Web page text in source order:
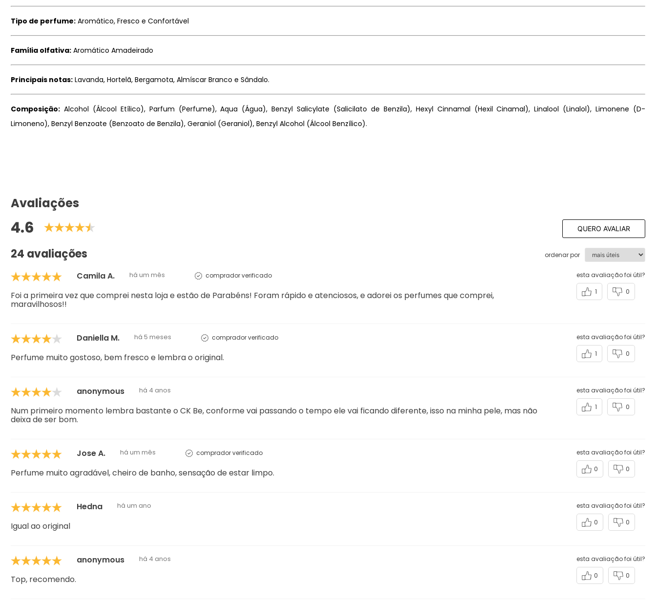
Tipo de perfume: Aromático, Fresco e Confortável
Família olfativa: Aromático Amadeirado
Principais notas: Lavanda, Hortelã, Bergamota, Almíscar Branco e Sândalo.
Composição: Alcohol (Álcool Etílico), Parfum (Perfume), Aqua (Água), Benzyl Salicylate (Salicilato de Benzila), Hexyl Cinnamal (Hexil Cinamal), Linalool (Linalol), Limonene (D-
Limoneno), Benzyl Benzoate (Benzoato de Benzila), Geraniol (Geraniol), Benzyl Alcohol (Álcool Benzílico).
Avaliações
4.6 QUERO AVALIAR
24 avaliações ordenar por
Camila A. há um mês comprador verificado
Foi a primeira vez que comprei nesta loja e estão de Parabéns! Foram rápido e atenciosos, e adorei os perfumes que comprei,
maravilhosos!!
esta avaliação foi útil?
1
0
Daniella M. há 5 meses comprador verificado
Perfume muito gostoso, bem fresco e lembra o original.
esta avaliação foi útil?
1
0
anonymous há 4 anos
Num primeiro momento lembra bastante o CK Be, conforme vai passando o tempo ele vai ficando diferente, isso na minha pele, mas não
deixa de ser bom.
esta avaliação foi útil?
1
0
Jose A. há um mês comprador verificado
Perfume muito agradável, cheiro de banho, sensação de estar limpo.
esta avaliação foi útil?
0
0
Hedna há um ano
Igual ao original
esta avaliação foi útil?
0
0
anonymous há 4 anos
Top, recomendo.
esta avaliação foi útil?
0
0